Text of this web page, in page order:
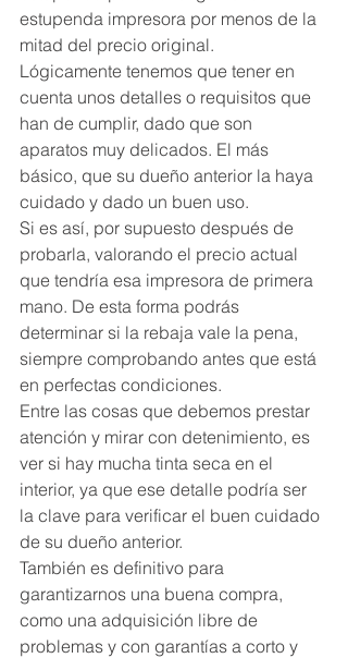
estupenda impresora por menos de la
mitad del precio original.
Lógicamente tenemos que tener en
cuenta unos detalles o requisitos que
han de cumplir, dado que son
aparatos muy delicados. El más
básico, que su dueño anterior la haya
cuidado y dado un buen uso.
Si es así, por supuesto después de
probarla, valorando el precio actual
que tendría esa impresora de primera
mano. De esta forma podrás
determinar si la rebaja vale la pena,
siempre comprobando antes que está
en perfectas condiciones.
Entre las cosas que debemos prestar
atención y mirar con detenimiento, es
ver si hay mucha tinta seca en el
interior, ya que ese detalle podría ser
la clave para verificar el buen cuidado
de su dueño anterior.
También es definitivo para
garantizarnos una buena compra,
como una adquisición libre de
problemas y con garantías a corto y